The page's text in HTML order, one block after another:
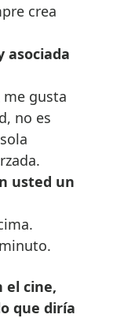
crea
asociada
gusta
no es
usted un
el cine,
que diría